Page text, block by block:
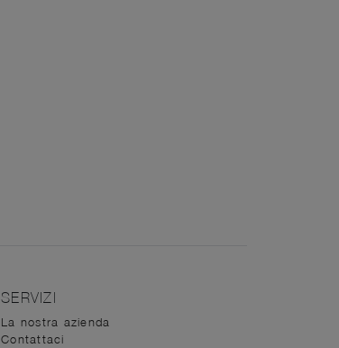
SERVIZI
La nostra azienda
Contattaci